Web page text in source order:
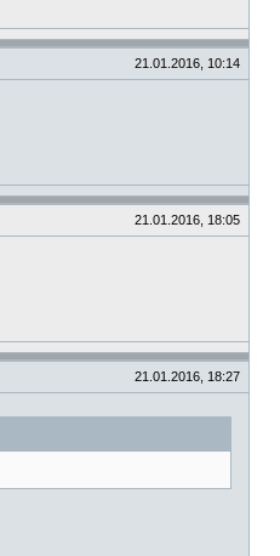
21.01.2016, 10:14
21.01.2016, 18:05
21.01.2016, 18:27